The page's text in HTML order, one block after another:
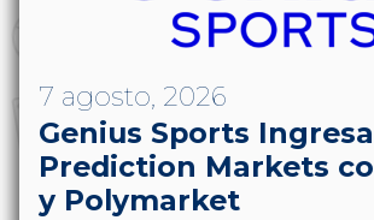
7 agosto, 2026
Genius Sports
Prediction Markets
y Polymarket